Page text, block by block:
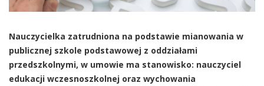
Nauczycielka zatrudniona na podstawie mianowania w
publicznej szkole podstawowej z oddziałami
przedszkolnymi, w umowie ma stanowisko: nauczyciel
edukacji wczesnoszkolnej oraz wychowania